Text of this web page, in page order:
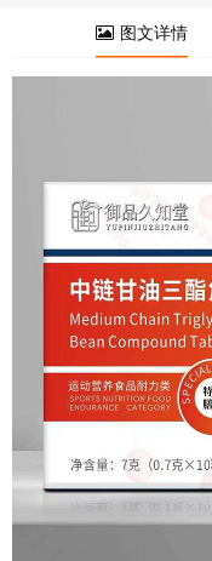
图文详情